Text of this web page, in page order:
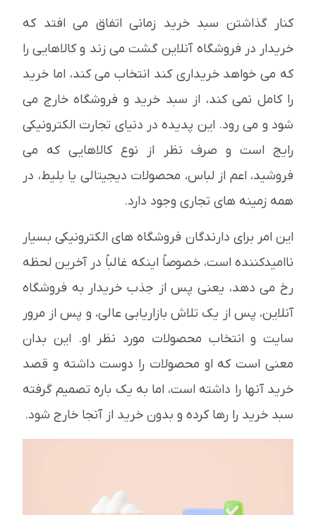
کنار گذاشتن سبد خرید زمانی اتفاق می افتد که
خریدار در فروشگاه آنلاین گشت می زند و کالاهایی را
که می خواهد خریداری کند انتخاب می کند، اما خرید
را کامل نمی کند، از سبد خرید و فروشگاه خارج می
شود و می رود. این پدیده در دنیای تجارت الکترونیکی
رایج است و صرف نظر از نوع کالاهایی که می
فروشید، اعم از لباس، محصولات دیجیتالی یا بلیط، در
همه زمینه های تجاری وجود دارد.
این امر برای دارندگان فروشگاه های الکترونیکی بسیار
ناامیدکننده است، خصوصاً اینکه غالباً در آخرین لحظه
رخ می دهد، یعنی پس از جذب خریدار به فروشگاه
آنلاین، پس از یک تلاش بازاریابی عالی، و پس از مرور
سایت و انتخاب محصولات مورد نظر او. این بدان
معنی است که او محصولات را دوست داشته و قصد
خرید آنها را داشته است، اما به یک باره تصمیم گرفته
سبد خرید را رها کرده و بدون خرید از آنجا خارج شود.